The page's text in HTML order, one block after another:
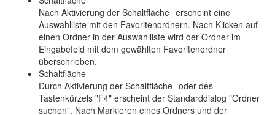
Nach Aktivierung der Schaltfläche erscheint eine
Auswahlliste mit den Favoritenordnern. Nach Klicken auf
einen Ordner in der Auswahlliste wird der Ordner im
Eingabefeld mit dem gewählten Favoritenordner
überschrieben.
Schaltfläche
Durch Aktivierung der Schaltfläche oder des
Tastenkürzels "F4" erscheint der Standarddialog "Ordner
suchen". Nach Markieren eines Ordners und der